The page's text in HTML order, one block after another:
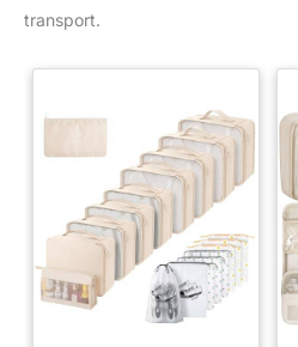
transport.